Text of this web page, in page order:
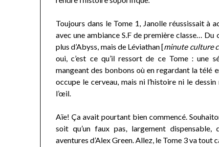
Toujours dans le Tome 1, Janolle réussissait à
avec une ambiance S.F de première classe… Du
plus d’Abyss, mais de Léviathan [minute culture
oui, c’est ce qu’il ressort de ce Tome : une
mangeant des bonbons où en regardant la télé
occupe le cerveau, mais ni l’histoire ni le dessin
l’œil.
Aïe! Ça avait pourtant bien commencé.
soit qu’un faux pas, largement dispensable,
aventures d’Alex Green. Allez, le Tome 3 va tout